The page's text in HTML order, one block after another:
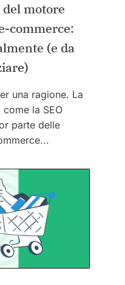
motore
commerce:
(e da
una ragione. La
la SEO
parte delle